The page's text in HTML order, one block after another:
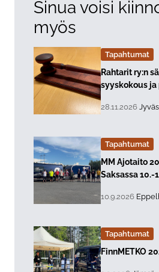
Sinua voisi
myös
Tapahtumat
Lue lisää
Rahtarit ry:n
syyskokous
, Tapahtuman
28.11.2026
Tapahtumat
Lue lisää
MM Ajotaito
Saksassa 10.-
, Tapahtuman
10.9.2026
Tapahtumat
Lue lisää
FinnMETKO